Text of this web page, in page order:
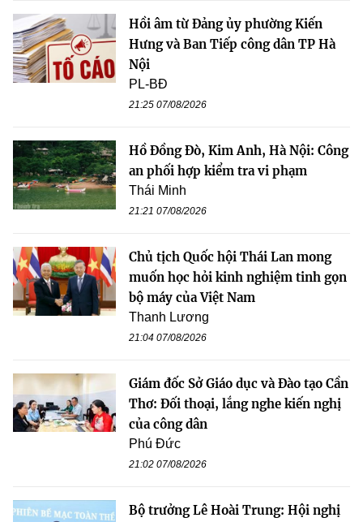
Hồi âm từ Đảng ủy phường Kiến
Hưng và Ban Tiếp công dân TP Hà
Nội
PL-BĐ
21:25 07/08/2026
Hồ Đồng Đò, Kim Anh, Hà Nội: Công
an phối hợp kiểm tra vi phạm
Thái Minh
21:21 07/08/2026
Chủ tịch Quốc hội Thái Lan mong
muốn học hỏi kinh nghiệm tinh gọn
bộ máy của Việt Nam
Thanh Lương
21:04 07/08/2026
Giám đốc Sở Giáo dục và Đào tạo Cần
Thơ: Đối thoại, lắng nghe kiến nghị
của công dân
Phú Đức
21:02 07/08/2026
Bộ trưởng Lê Hoài Trung: Hội nghị